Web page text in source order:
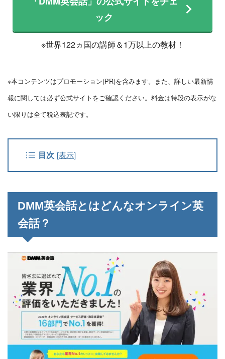
ック
※世界122ヵ国の講師＆1万以上の教材！
※本コンテンツはプロモーション(PR)を含みます。また、詳しい最新情
報に関しては必ず公式サイトをご確認ください。料金は特段の表示がな
い限りは全て税込表記です。
目次 [表示]
DMM英会話とはどんなオンライン英
会話？